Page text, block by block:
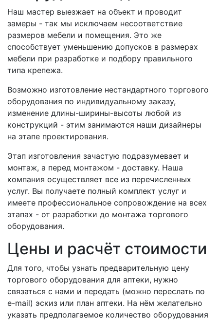
Наш мастер выезжает на объект и проводит
замеры - так мы исключаем несоответствие
размеров мебели и помещения. Это же
способствует уменьшению допусков в размерах
мебели при разработке и подбору правильного
типа крепежа.
Возможно изготовление нестандартного торгового
оборудования по индивидуальному заказу,
изменение длины-ширины-высоты любой из
конструкций - этим занимаются наши дизайнеры
на этапе проектирования.
Этап изготовления зачастую подразумевает и
монтаж, а перед монтажом - доставку. Наша
компания осуществляет все из перечисленных
услуг. Вы получаете полный комплект услуг и
имеете профессиональное сопровождение на всех
этапах - от разработки до монтажа торгового
оборудования.
Цены и расчёт стоимости
Для того, чтобы узнать предварительную цену
торгового оборудования для аптеки, нужно
связаться с нами и передать (можно переслать по
e-mail) эскиз или план аптеки. На нём желательно
указать предполагаемое количество оборудования